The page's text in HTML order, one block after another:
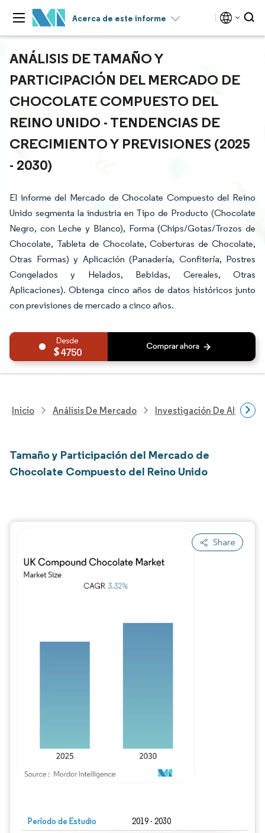
Acerca de este informe
ANÁLISIS DE TAMAÑO Y
PARTICIPACIÓN DEL MERCADO DE
CHOCOLATE COMPUESTO DEL
REINO UNIDO - TENDENCIAS DE
CRECIMIENTO Y PREVISIONES (2025
- 2030)
El informe del Mercado de Chocolate Compuesto del Reino
Unido segmenta la industria en Tipo de Producto (Chocolate
Negro, con Leche y Blanco), Forma (Chips/Gotas/Trozos de
Chocolate, Tableta de Chocolate, Coberturas de Chocolate,
Otras Formas) y Aplicación (Panadería, Confitería, Postres
Congelados y Helados, Bebidas, Cereales, Otras
Aplicaciones). Obtenga cinco años de datos históricos junto
con previsiones de mercado a cinco años.
4750
Inicio Análisis De Mercado Investigación De
Tamaño y Participación del Mercado de
Chocolate Compuesto del Reino Unido
Share
Período de Estudio 2019 - 2030